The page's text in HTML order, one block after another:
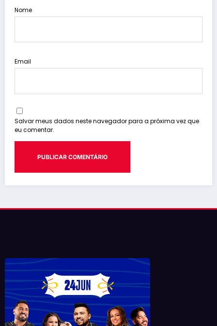
Nome
Email
Salvar meus dados neste navegador para a próxima vez que
eu comentar.